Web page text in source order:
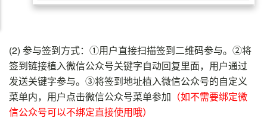
(2) 参与签到方式：①用户直接扫描签到二维码参与。②将
签到链接植入微信公众号关键字自动回复里面，用户通过
发送关键字参与。③将签到地址植入微信公众号的自定义
菜单内，用户点击微信公众号菜单参加 （如不需要绑定微
信公众号可以不绑定直接使用哦）